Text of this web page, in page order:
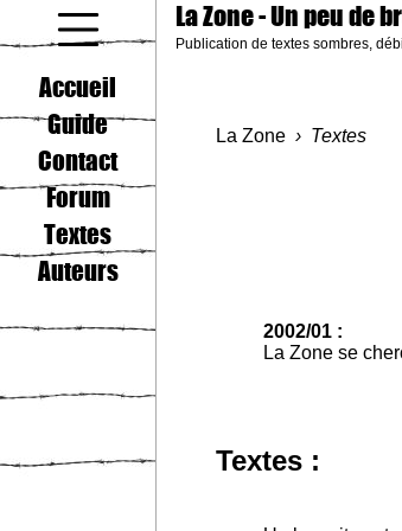
La Zone- Un peu de
Publication de textes sombres,
Accueil
Guide
Contact
Forum
Textes
Auteurs
La Zone Textes
2002/01 :
La Zone se
Textes :